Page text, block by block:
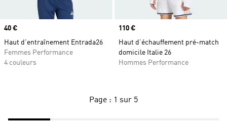
Prix
40 €
Haut d'entraînement Entrada26
Femmes Performance
4 couleurs
Prix
110 €
Haut d’échauffement pré-match
domicile Italie 26
Hommes Performance
Page : 1 sur 5